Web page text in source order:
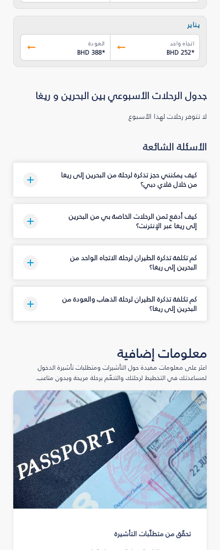
يناير
اتجاه واحد
BHD 252*
العودة
BHD 388*
جدول الرحلات الأسبوعي بين البحرين و ريغا
لا تتوفر رحلات لهذا الأسبوع
الأسئلة الشائعة
كيف يمكنني حجز تذكرة لرحلة من البحرين إلى ريغا
من خلال فلاي دبي؟
كيف أدفع ثمن الرحلات الخاصة بي من البحرين
إلى ريغا عبر الإنترنت؟
كم تكلفة تذكرة الطيران لرحلة الاتجاه الواحد من
البحرين إلى ريغا؟
كم تكلفة تذكرة الطيران لرحلة الذهاب والعودة من
البحرين إلى ريغا؟
معلومات إضافية
اعثر على معلومات مفيدة حول التأشيرات ومتطلبات تأشيرة الدخول
لمساعدتك في التخطيط لرحلتك والتنعّم برحلة مريحة وبدون متاعب.
تحقّق من متطلّبات التأشيرة